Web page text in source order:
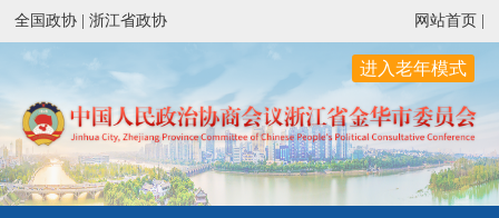
全国政协 | 浙江省政协 网站首页 |
进入老年模式